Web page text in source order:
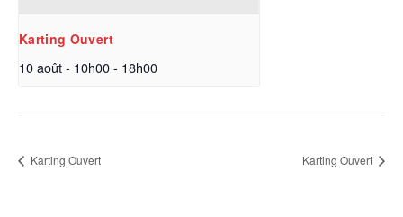
Karting Ouvert
10 août - 10h00- 18h00
Karting Ouvert Karting Ouvert